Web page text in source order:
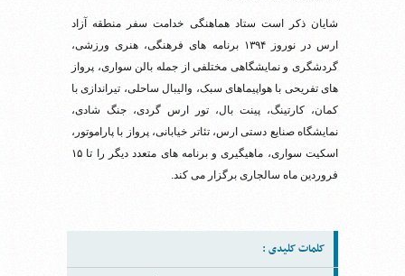
شایان ذکر است ستاد هماهنگی خدامت سفر منطقه آزاد
ارس در نوروز ۱۳۹۴ برنامه های فرهنگی، هنری ورزشی،
گردشگری و نمایشگاهی مختلفی از جمله بالن سواری، پرواز
های تفریحی با هواپیماهای سبک، والیبال ساحلی، تیراندازی با
کمان، کارتینگ، پینت بال، تور ارس گردی، جنگ شادی،
نمایشگاه صنایع دستی ارس، تئاتر خیابانی، پرواز با پاراموتور،
اسکیت سواری، ماهیگیری و برنامه های متعدد دیگر را تا ۱۵
فروردین ماه سالجاری برگزار می کند.
کلمات کلیدی :